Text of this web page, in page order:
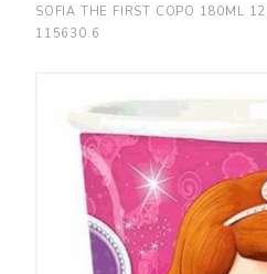
SOFIA THE FIRST COPO 180ML
115630.6